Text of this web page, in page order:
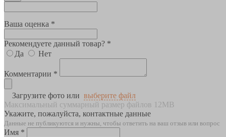
Ваша оценка *
Рекомендуете данный товар? *
Да
Нет
Комментарии *
Загрузите фото или выберите файл
Максимальный суммарный размер файлов 12MB
Укажите, пожалуйста, контактные данные
Данные не публикуются и нужны, чтобы ответить на ваш отзыв или вопрос
Имя *